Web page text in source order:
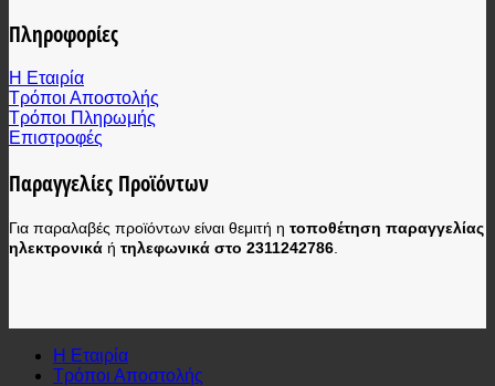
Πληροφορίες
Η Εταιρία
Τρόποι Αποστολής
Τρόποι Πληρωμής
Επιστροφές
Παραγγελίες Προϊόντων
Για παραλαβές προϊόντων είναι θεμιτή η τοποθέτηση παραγγελίας
ηλεκτρονικά ή τηλεφωνικά στο 2311242786
Η Εταιρία
Τρόποι Αποστολής